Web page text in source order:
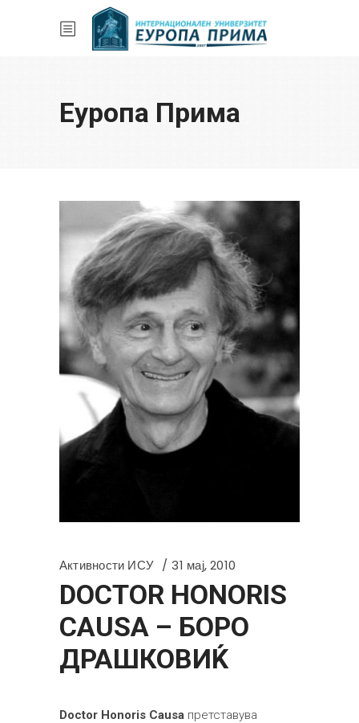
Еуропа Прима
Активности ИСУ 31 мај, 2010
DOCTOR HONORIS
CAUSA – БОРО
ДРАШКОВИЌ
Doctor Honoris Causa претставува